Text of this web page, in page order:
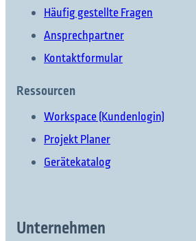
Häufig gestellte Fragen
Ansprechpartner
Kontaktformular
Ressourcen
Workspace (Kundenlogin)
Projekt Planer
Gerätekatalog
Unternehmen